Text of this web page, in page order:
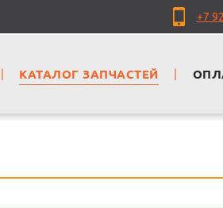
+7
КАТАЛОГ ЗАПЧАСТЕЙ